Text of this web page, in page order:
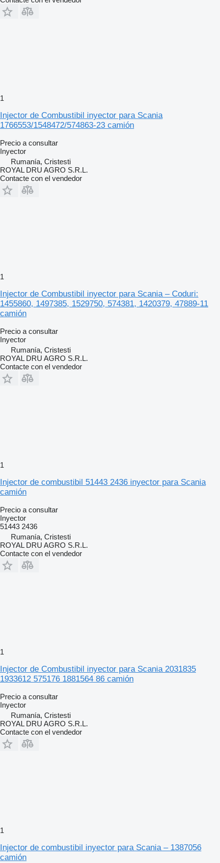
1
Injector de Combustibil inyector para Scania
1766553/1548472/574863-23 camión
Precio a consultar
Inyector
Rumanía, Cristesti
ROYAL DRU AGRO S.R.L.
Contacte con el vendedor
1
Injector de Combustibil inyector para Scania – Coduri:
1455860, 1497385, 1529750, 574381, 1420379, 47889-11
camión
Precio a consultar
Inyector
Rumanía, Cristesti
ROYAL DRU AGRO S.R.L.
Contacte con el vendedor
1
Injector de combustibil 51443 2436 inyector para Scania
camión
Precio a consultar
Inyector
51443 2436
Rumanía, Cristesti
ROYAL DRU AGRO S.R.L.
Contacte con el vendedor
1
Injector de Combustibil inyector para Scania 2031835
1933612 575176 1881564 86 camión
Precio a consultar
Inyector
Rumanía, Cristesti
ROYAL DRU AGRO S.R.L.
Contacte con el vendedor
1
Injector de combustibil inyector para Scania – 1387056
camión